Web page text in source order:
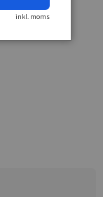
inkl. moms